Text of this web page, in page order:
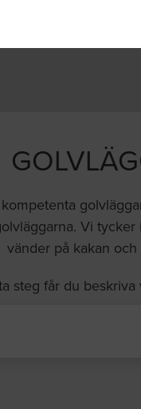
Vi
vänder på kakan
steg får du